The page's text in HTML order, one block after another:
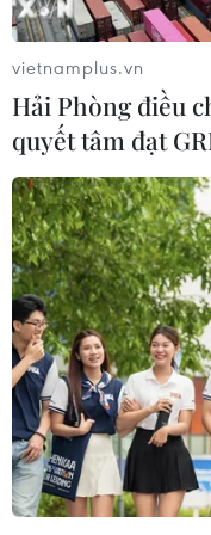
Quân đội
nhóm Boko
08/04/2018 23:10
Quân đội Nigeria đã
con tin từ nhóm
dịch ở bang Borno,
TIN CÙNG
vietnamplus.vn
Hải Phòng điều
quyết tâm đạt